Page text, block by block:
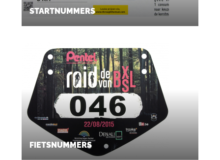
STARTNUMMERS
FIETSNUMMERS